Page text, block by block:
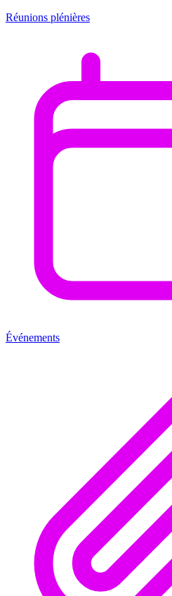
Réunions plénières
Événements